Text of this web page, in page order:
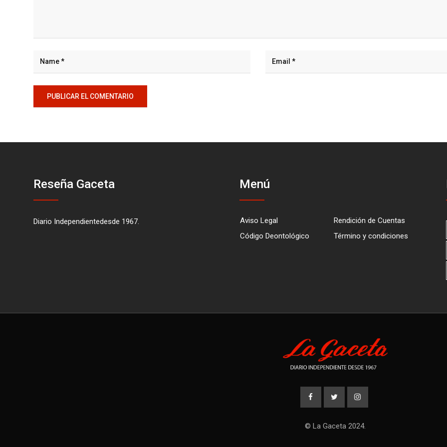
Reseña Gaceta
Diario Independientedesde 1967.
Menú
Aviso Legal
Rendición de Cuentas
Código Deontológico
Término y condiciones
© La Gaceta 2024.